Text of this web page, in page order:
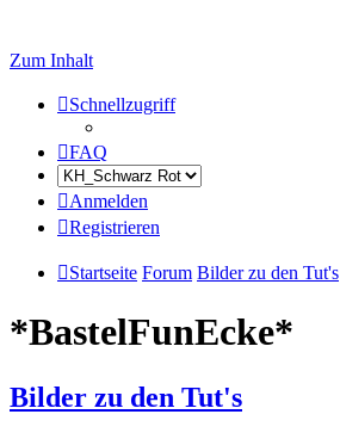
Zum Inhalt
Schnellzugriff
FAQ
Anmelden
Registrieren
Startseite Forum Bilder zu den Tut's
*BastelFunEcke*
Bilder zu den Tut's